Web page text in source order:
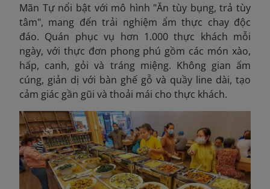
Mãn Tự nổi bật với mô hình "Ăn tùy bụng, trả tùy
tâm", mang đến trải nghiệm ẩm thực chay độc
đáo. Quán phục vụ hơn 1.000 thực khách mỗi
ngày, với thực đơn phong phú gồm các món xào,
hấp, canh, gỏi và tráng miệng. Không gian ấm
cúng, giản dị với bàn ghế gỗ và quầy line dài, tạo
cảm giác gần gũi và thoải mái cho thực khách.